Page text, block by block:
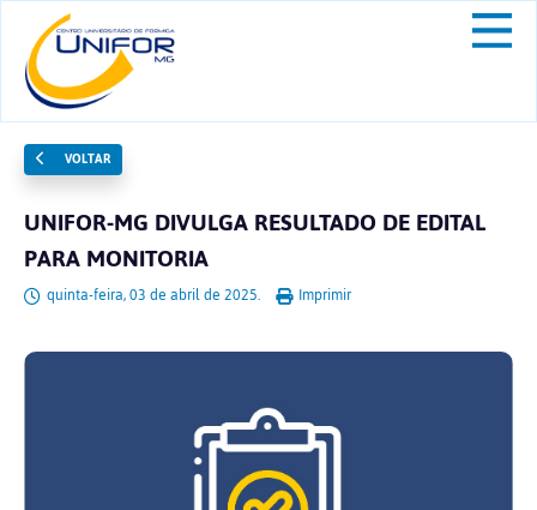
VOLTAR
UNIFOR-MG DIVULGA RESULTADO DE EDITAL
PARA MONITORIA
quinta-feira, 03 de abril de 2025. Imprimir